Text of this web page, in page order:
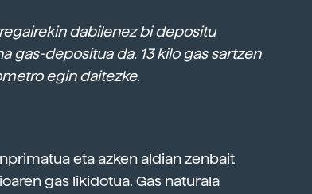
dabilenez bi depositu
gas-depositua da. 13 kilo gas sartzen
egin daitezke.
eta azken aldian zenbait
gas likidotua. Gas naturala